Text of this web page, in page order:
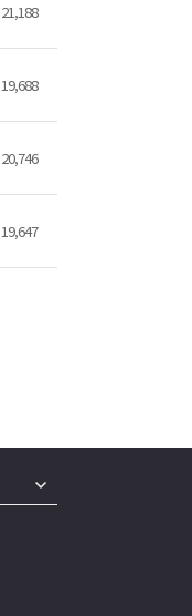
21,188
19,688
20,746
19,647